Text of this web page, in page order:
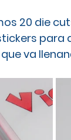
20 die
para
va